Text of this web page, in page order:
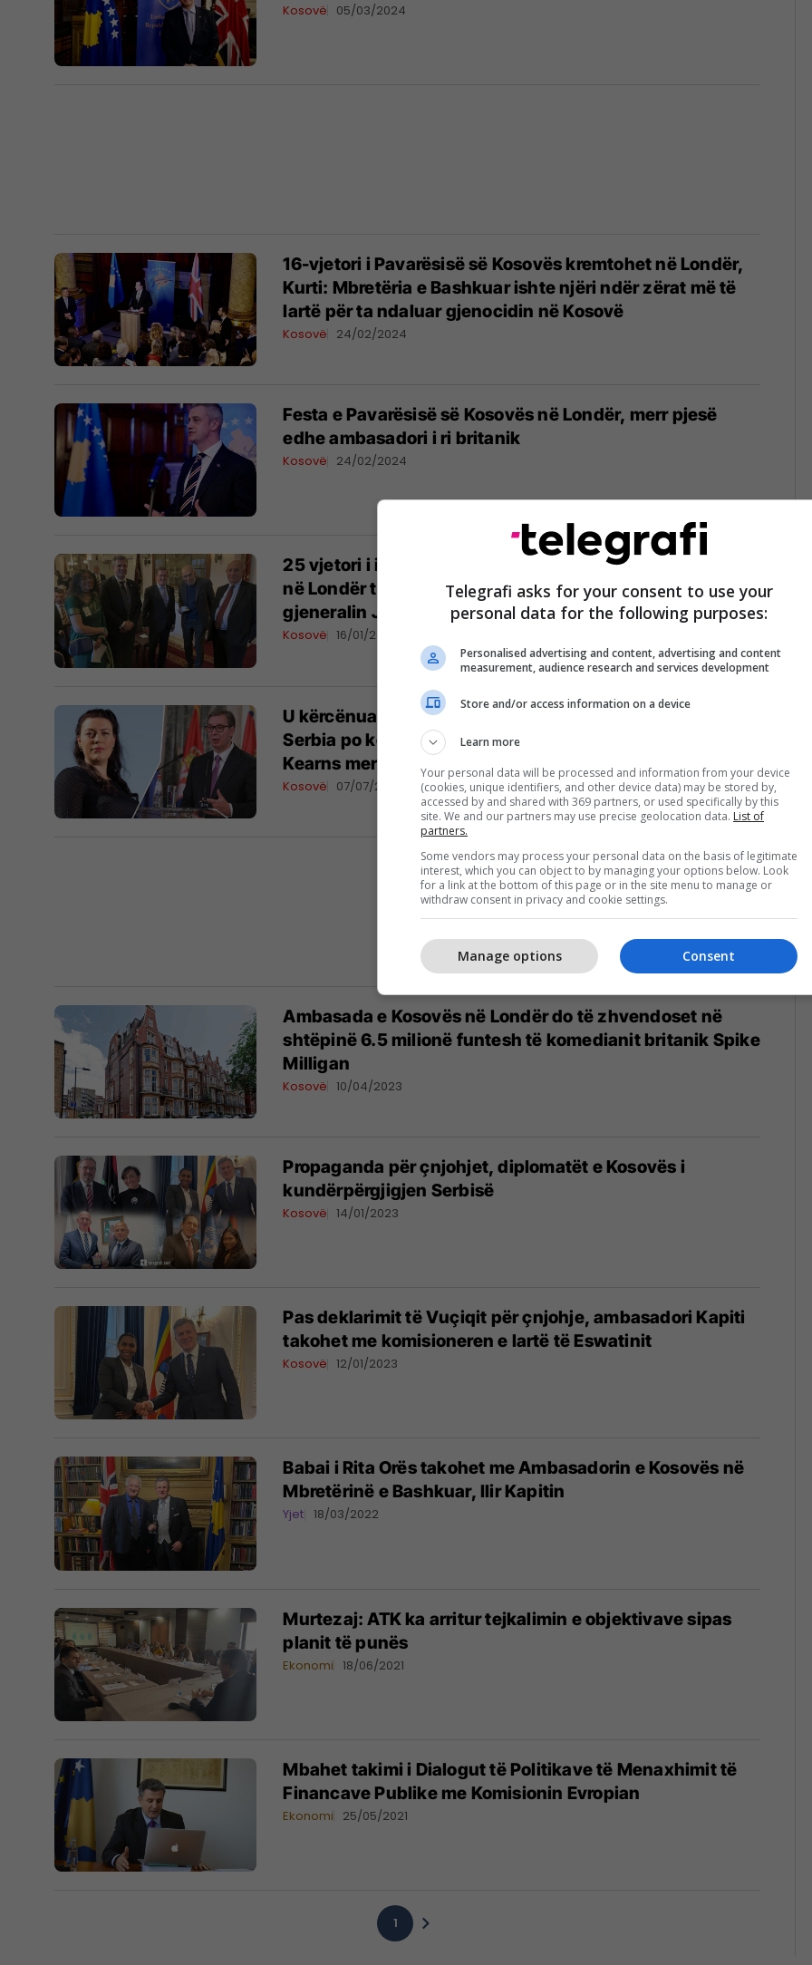
Kosovë 05/03/2024
16-vjetori i Pavarësisë së Kosovës kremtohet në Londër,
Kurti: Mbretëria e Bashkuar ishte njëri ndër zërat më të
lartë për ta ndaluar gjenocidin në Kosovë
Kosovë 24/02/2024
Festa e Pavarësisë së Kosovës në Londër, merr pjesë
edhe ambasadori i ri britanik
Kosovë 24/02/2024
25 vjetori i intervenimit të NATO-s, ambasadori i Kosovës
në Londër takohet me ish-sekretarin Robertson dhe
gjeneralin Jeckson
Kosovë 16/01/2024
U kërcënua me hetime nga Vuçiqi pas deklaratës se
Serbia po kontrabandon armë me autoambulanca,
Kearns merr përkrahje të shumta
Kosovë 07/07/2023
Ambasada e Kosovës në Londër do të zhvendoset në
shtëpinë 6.5 milionë funtesh të komedianit britanik Spike
Milligan
Kosovë 10/04/2023
Propaganda për çnjohjet, diplomatët e Kosovës i
kundërpërgjigjen Serbisë
Kosovë 14/01/2023
Pas deklarimit të Vuçiqit për çnjohje, ambasadori Kapiti
takohet me komisioneren e lartë të Eswatinit
Kosovë 12/01/2023
Babai i Rita Orës takohet me Ambasadorin e Kosovës në
Mbretërinë e Bashkuar, Ilir Kapitin
Yjet 18/03/2022
Murtezaj: ATK ka arritur tejkalimin e objektivave sipas
planit të punës
Ekonomi 18/06/2021
Mbahet takimi i Dialogut të Politikave të Menaxhimit të
Financave Publike me Komisionin Evropian
Ekonomi 25/05/2021
1
Telegrafi asks for your consent to use your
personal data for the following purposes:
Personalised advertising and content, advertising and content
measurement, audience research and services development
Store and/or access information on a device
Learn more
Your personal data will be processed and information from your device
(cookies, unique identifiers, and other device data) may be stored by,
accessed by and shared with 369 partners, or used specifically by this
site. We and our partners may use precise geolocation data. List of
partners.
Some vendors may process your personal data on the basis of legitimate
interest, which you can object to by managing your options below. Look
for a link at the bottom of this page or in the site menu to manage or
withdraw consent in privacy and cookie settings.
Consent
Manage options